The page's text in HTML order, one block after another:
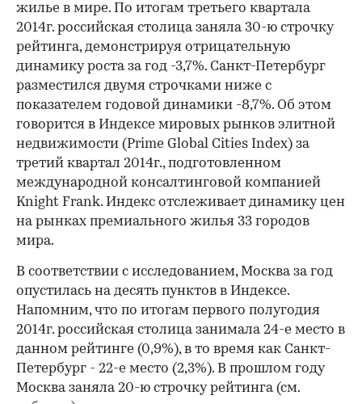
жилье в мире. По итогам третьего квартала
2014г. российская столица заняла 30-ю строчку
рейтинга, демонстрируя отрицательную
динамику роста за год -3,7%. Санкт-Петербург
разместился двумя строчками ниже с
показателем годовой динамики -8,7%. Об этом
говорится в Индексе мировых рынков элитной
недвижимости (Prime Global Cities Index) за
третий квартал 2014г., подготовленном
международной консалтинговой компанией
Knight Frank. Индекс отслеживает динамику цен
на рынках премиального жилья 33 городов
мира.
В соответствии с исследованием, Москва за год
опустилась на десять пунктов в Индексе.
Напомним, что по итогам первого полугодия
2014г. российская столица занимала 24-е место в
данном рейтинге (0,9%), в то время как Санкт-
Петербург - 22-е место (2,3%). В прошлом году
Москва заняла 20-ю строчку рейтинга (см.